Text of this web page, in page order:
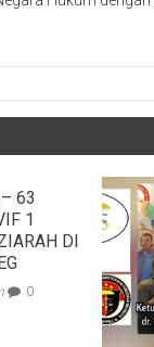
63
1
DI
0